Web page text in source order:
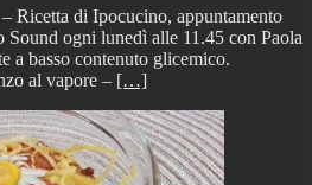
Ricetta di Ipocucino, appuntamento
Sound ogni lunedì alle 11.45 con Paola
a basso contenuto glicemico.
al vapore – […]